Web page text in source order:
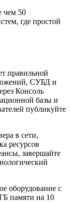
чем 50
где простой
правильной
СУБД и
Консоль
базы и
публикуйте
в сети,
ресурсов
завершайте
оборудование с
памяти на 10